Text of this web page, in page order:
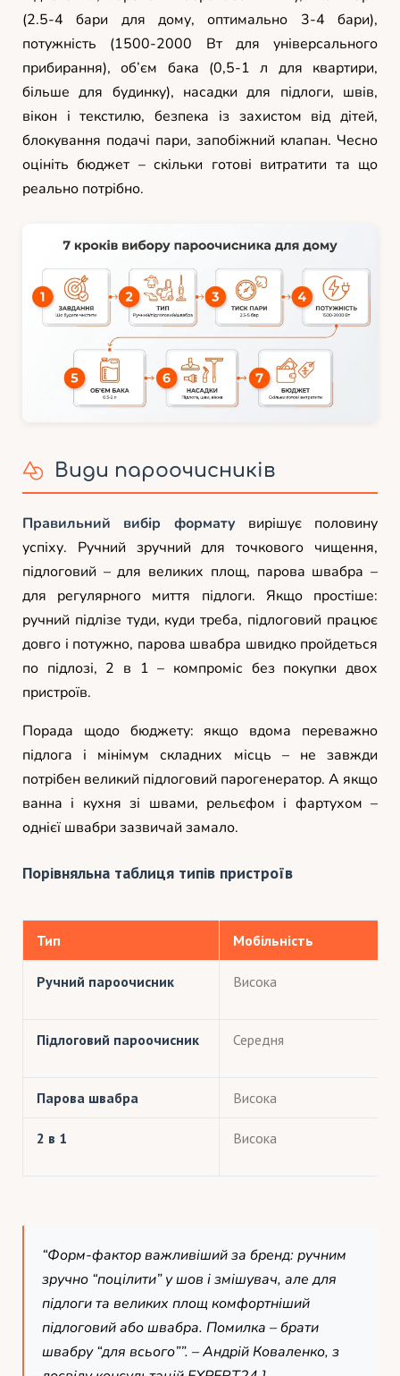
(2.5-4 бари для дому, оптимально 3-4 бари),
потужність (1500-2000 Вт для універсального
прибирання), об’єм бака (0,5-1 л для квартири,
більше для будинку), насадки для підлоги, швів,
вікон і текстилю, безпека із захистом від дітей,
блокування подачі пари, запобіжний клапан. Чесно
оцініть бюджет – скільки готові витратити та що
реально потрібно.
Види пароочисників
Правильний вибір формату вирішує половину
успіху. Ручний зручний для точкового чищення,
підлоговий – для великих площ, парова швабра –
для регулярного миття підлоги. Якщо простіше:
ручний підлізе туди, куди треба, підлоговий працює
довго і потужно, парова швабра швидко пройдеться
по підлозі, 2 в 1 – компроміс без покупки двох
пристроїв.
Порада щодо бюджету: якщо вдома переважно
підлога і мінімум складних місць – не завжди
потрібен великий підлоговий парогенератор. А якщо
ванна і кухня зі швами, рельєфом і фартухом –
однієї швабри зазвичай замало.
Порівняльна таблиця типів пристроїв
Тип Мобільність
Ручний пароочисник Висока
Підлоговий пароочисник Середня
Парова швабра Висока
2 в 1 Висока
“Форм-фактор важливіший за бренд: ручним
зручно “поцілити” у шов і змішувач, але для
підлоги та великих площ комфортніший
підлоговий або швабра. Помилка – брати
швабру “для всього””. –Андрій Коваленко, з